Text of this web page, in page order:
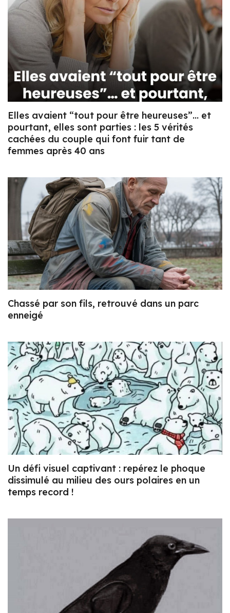
Elles avaient “tout pour être heureuses”… et
pourtant, elles sont parties : les 5 vérités
cachées du couple qui font fuir tant de
femmes après 40 ans
Chassé par son fils, retrouvé dans un parc
enneigé
Un défi visuel captivant : repérez le phoque
dissimulé au milieu des ours polaires en un
temps record !